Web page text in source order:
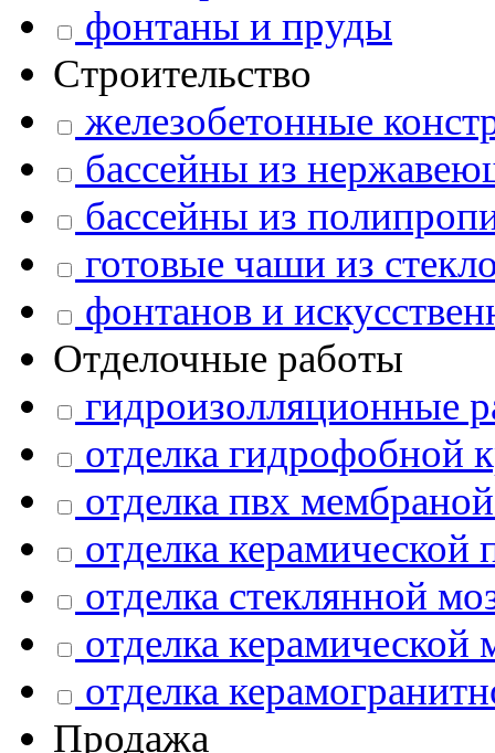
фонтаны и пруды
Строительство
железобетонные
бассейны из
бассейны из
готовые чаши из
фонтанов и
Отделочные работы
гидроизолляционные
отделка гидрофобной
отделка пвх
отделка керамической
отделка стеклянной
отделка керамической
отделка
Продажа